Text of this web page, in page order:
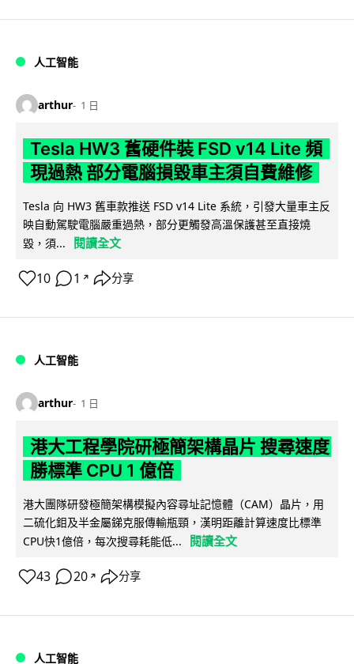
人工智能
arthur 1 日
Tesla HW3 舊硬件裝 FSD v14 Lite 頻
現過熱 部分電腦損毀車主須自費維修
Tesla 向 HW3 舊車款推送 FSD v14 Lite 系統，引發大量車主反
映自動駕駛電腦嚴重過熱，部分更觸發高溫保護甚至直接燒
毀，須...
閱讀全文
10 1 ↗ 分享
人工智能
arthur 1 日
港大工程學院研極簡架構晶片 搜尋速度
勝標準 CPU 1 億倍
港大團隊研發極簡架構模擬內容尋址記憶體（CAM）晶片，用
二硫化鉬及半金屬銻克服傳輸瓶頸，漢明距離計算速度比標準
CPU快1億倍，每次搜尋耗能低...
閱讀全文
43 20 ↗ 分享
人工智能